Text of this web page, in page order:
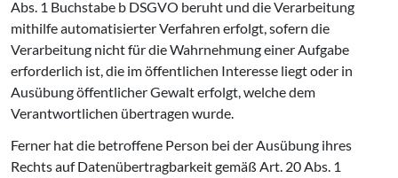
Abs. 1 Buchstabe b DSGVO beruht und die Verarbeitung
mithilfe automatisierter Verfahren erfolgt, sofern die
Verarbeitung nicht für die Wahrnehmung einer Aufgabe
erforderlich ist, die im öffentlichen Interesse liegt oder in
Ausübung öffentlicher Gewalt erfolgt, welche dem
Verantwortlichen übertragen wurde.
Ferner hat die betroffene Person bei der Ausübung ihres
Rechts auf Datenübertragbarkeit gemäß Art. 20 Abs. 1